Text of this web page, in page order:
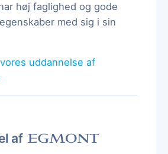
høj faglighed og gode
med sig i sin
uddannelse af
af